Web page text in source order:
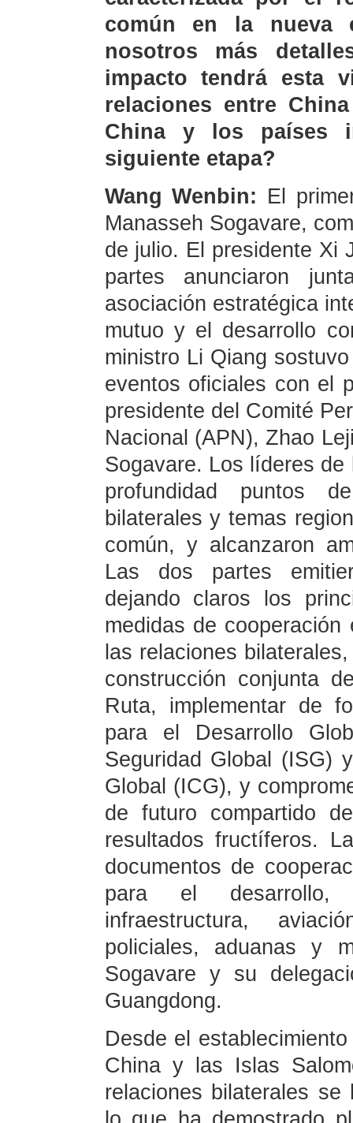
común en la nueva
nosotros más
impacto tendrá esta
relaciones entre
China y los países
siguiente etapa?
Wang Wenbin: El
Manasseh Sogavare,
de julio. El presidente Xi
partes anunciaron
asociación estratégica
mutuo y el desarrollo
ministro Li Qiang
eventos oficiales con el
presidente del Comité
Nacional (APN), Zhao
Sogavare. Los líderes
profundidad puntos
bilaterales y temas
común, y alcanzaron
Las dos partes
dejando claros los
medidas de
las relaciones
construcción conjunta
Ruta, implementar de
para el Desarrollo
Seguridad Global (ISG)
Global (ICG), y
de futuro compartido
resultados fructíferos.
documentos de
para el desarrollo,
infraestructura,
policiales, aduanas y
Sogavare y su
Guangdong.
Desde el
China y las Islas
relaciones bilaterales se